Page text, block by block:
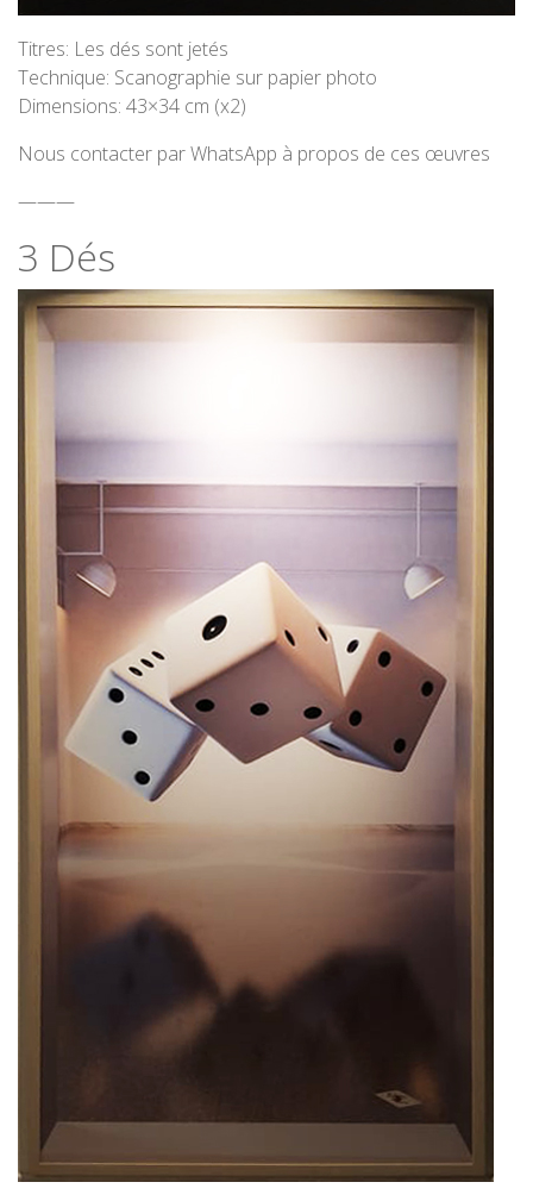
Titres: Les dés sont jetés
Technique: Scanographie sur papier photo
Dimensions: 43×34 cm (x2)
Nous contacter par WhatsApp à propos de ces œuvres
———
3 Dés